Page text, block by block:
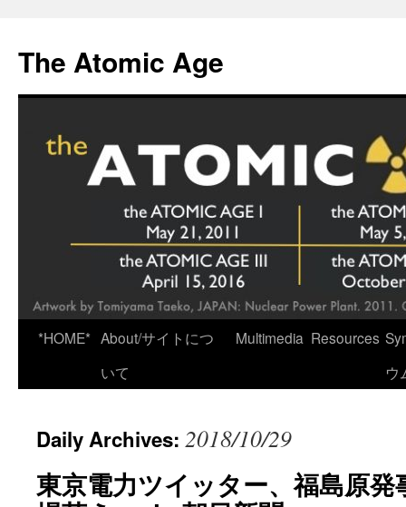
content
The Atomic Age
*HOME* About/サイトにつ
いて
Multimedia Resources
ウ
Daily Archives: 2018/10/29
東京電力ツイッター、福島原